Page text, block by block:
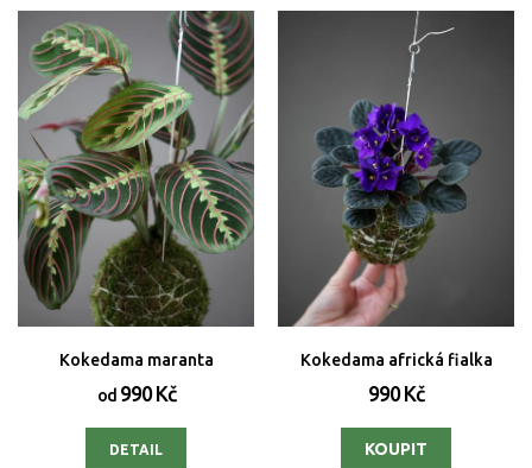
Kokedama maranta
od990 Kč
DETAIL
Kokedama africká fialka
990 Kč